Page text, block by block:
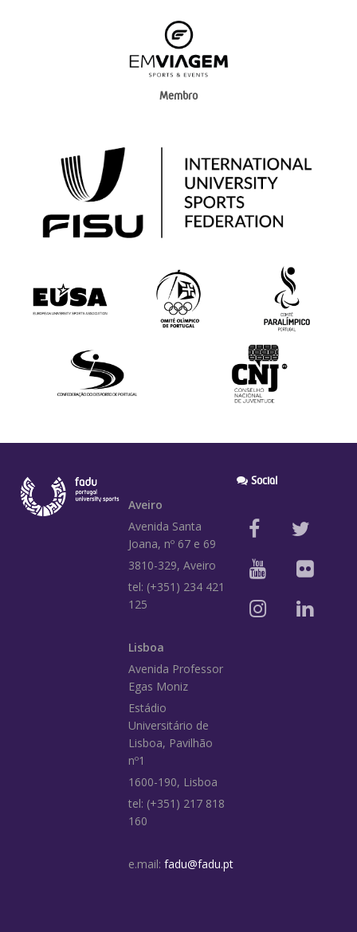
Membro
Aveiro
Avenida Santa
Joana, nº 67 e 69
3810-329, Aveiro
tel: (+351) 234 421
125
Lisboa
Avenida Professor
Egas Moniz
Estádio
Universitário de
Lisboa, Pavilhão
nº1
1600-190, Lisboa
tel: (+351) 217 818
160
e.mail: fadu@fadu.pt
Social